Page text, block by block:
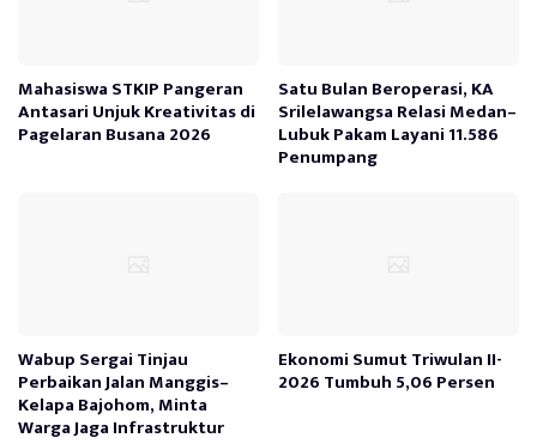
Mahasiswa STKIP Pangeran
Antasari Unjuk Kreativitas di
Pagelaran Busana 2026
Satu Bulan Beroperasi, KA
Srilelawangsa Relasi Medan–
Lubuk Pakam Layani 11.586
Penumpang
Wabup Sergai Tinjau
Perbaikan Jalan Manggis–
Kelapa Bajohom, Minta
Warga Jaga Infrastruktur
Ekonomi Sumut Triwulan II-
2026 Tumbuh 5,06 Persen